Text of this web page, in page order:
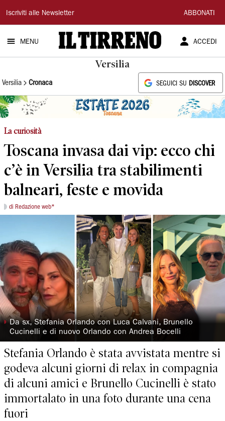
Il
Tirreno
Iscriviti alle Newsletter ABBONATI
MENU ACCEDI
Versilia
Versilia Cronaca SEGUICI SU DISCOVER
La curiosità
Toscana invasa dai vip: ecco chi
c’è in Versilia tra stabilimenti
balneari, feste e movida
di Redazione web*
◗Da sx, Stefania Orlando con Luca Calvani, Brunello
Cucinelli e di nuovo Orlando con Andrea Bocelli
Stefania Orlando è stata avvistata mentre si
godeva alcuni giorni di relax in compagnia
di alcuni amici e Brunello Cucinelli è stato
immortalato in una foto durante una cena
fuori